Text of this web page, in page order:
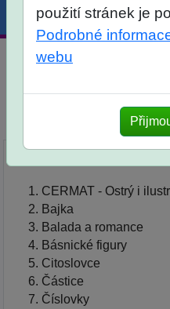
Menu
Přehled témat
použití stránek je
Podrobné
webu
CERMAT - Ostrý i
Bajka
Balada a romance
Básnické figury
Citoslovce
Částice
Číslovky